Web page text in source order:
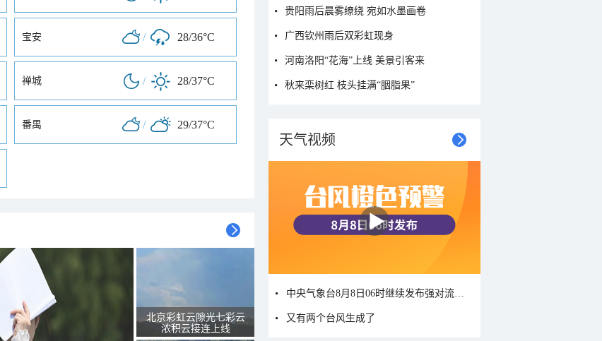
宝安 / 28/36°C
禅城 / 28/37°C
番禺 / 29/37°C
北京彩虹云隙光七彩云
浓积云接连上线
贵阳雨后晨雾缭绕 宛如水墨画卷
广西钦州雨后双彩虹现身
河南洛阳“花海”上线 美景引客来
秋来栾树红 枝头挂满“胭脂果”
天气视频
又有两个台风生成了